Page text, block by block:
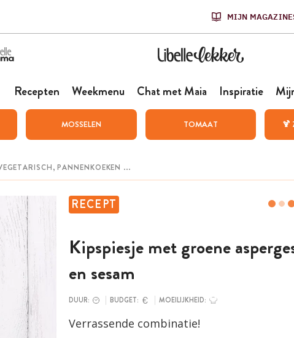
MIJN
Recepten Weekmenu Chat met Maia Inspiratie
MOSSELEN TOMAAT 🍹
RECEPT
Kipspiesje met groene
en sesam
DUUR: BUDGET: MOEILIJKHEID:
Verrassende combinatie!